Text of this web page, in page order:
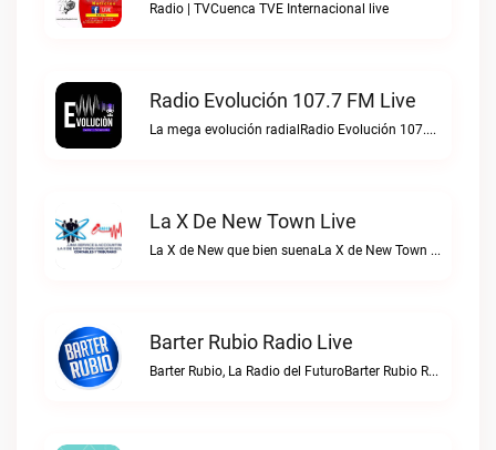
Radio | TVCuenca TVE Internacional live
Radio Evolución 107.7 FM Live
La mega evolución radialRadio Evolución 107.7 FM live
La X De New Town Live
La X de New que bien suenaLa X de New Town live
Barter Rubio Radio Live
Barter Rubio, La Radio del FuturoBarter Rubio Radio live